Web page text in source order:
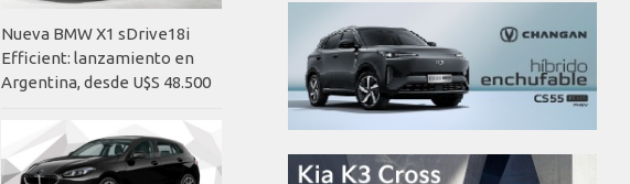
Nueva BMW X1 sDrive18i
Efficient: lanzamiento en
Argentina, desde U$S 48.500